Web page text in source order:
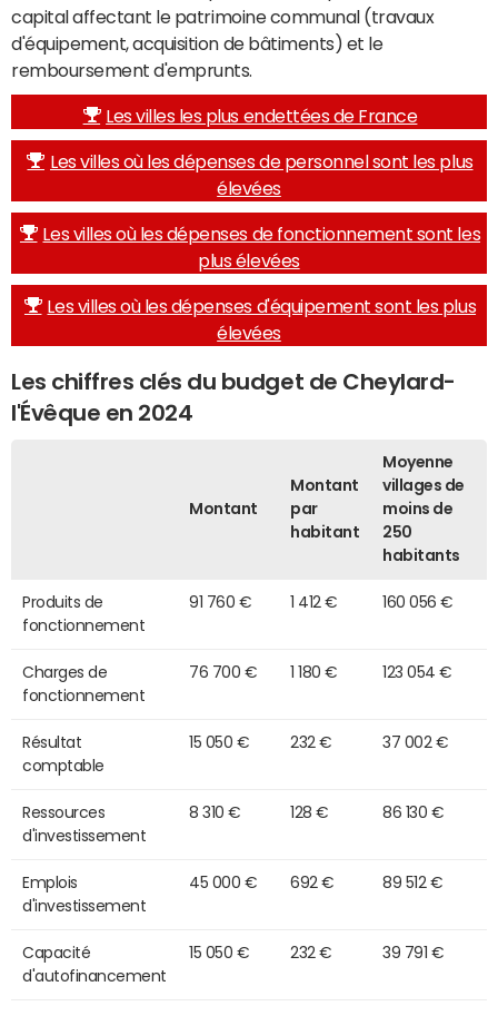
capital affectant le patrimoine communal (travaux
d'équipement, acquisition de bâtiments) et le
remboursement d'emprunts.
Les villes les plus endettées de France
Les villes où les dépenses de personnel sont les plus
élevées
Les villes où les dépenses de fonctionnement sont les
plus élevées
Les villes où les dépenses d'équipement sont les plus
élevées
Les chiffres clés du budget de Cheylard-
l'Évêque en 2024
Montant
Montant
par
habitant
Moyenne
villages de
moins de
250
habitants
Produits de
fonctionnement
91 760 € 1 412 € 160 056 €
Charges de
fonctionnement
76 700 € 1 180 € 123 054 €
Résultat
comptable
15 050 € 232 € 37 002 €
Ressources
d'investissement
8 310 € 128 € 86 130 €
Emplois
d'investissement
45 000 € 692 € 89 512 €
Capacité
d'autofinancement
15 050 € 232 € 39 791 €